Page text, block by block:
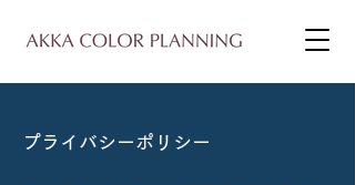
プライバシーポリシー